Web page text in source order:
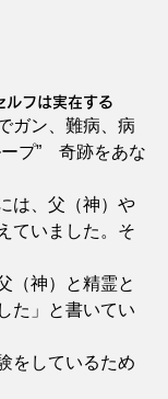
フは実在する
ガン、難病、病
プ”　奇跡をあな
は、父（神）や
ていました。そ
（神）と精霊と
た」と書いてい
をしているため